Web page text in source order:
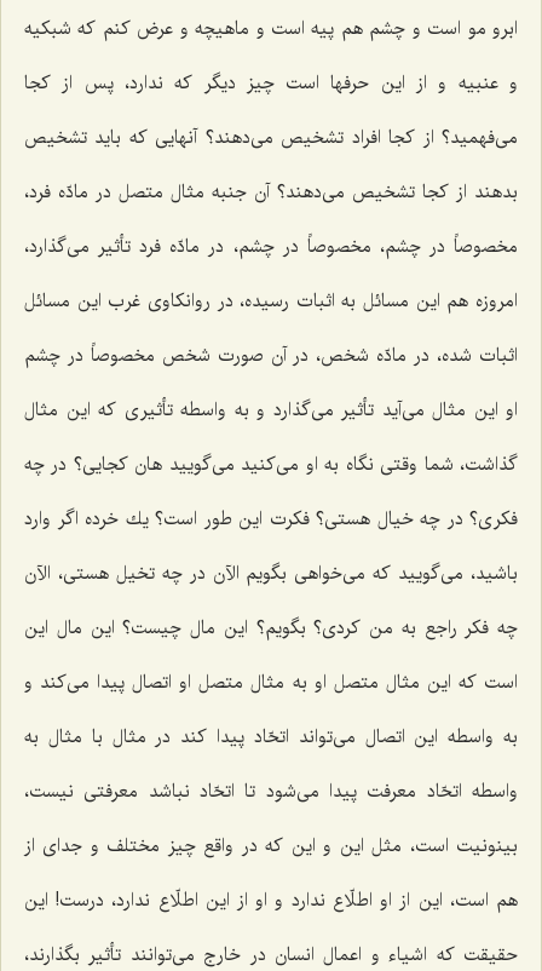
ابرو مو است و چشم هم پیه است و ماهیچه و عرض كنم كه شبكیه
و عنبیه و از این حرفها است چیز دیگر كه ندارد، پس از كجا
می‌فهمید؟ از كجا افراد تشخیص می‌دهند؟ آنهایی كه باید تشخیص
بدهند از كجا تشخیص می‌دهند؟ آن جنبه مثال متصل در مادّه فرد،
مخصوصاً در چشم، مخصوصاً در چشم، در مادّه فرد تأثیر می‌گذارد،
امروزه هم این مسائل به اثبات رسیده، در روانكاوی غرب این مسائل
اثبات شده، در مادّه شخص، در آن صورت شخص مخصوصاً در چشم
او این مثال می‌آید تأثیر می‌گذارد و به واسطه تأثیری كه این مثال
گذاشت، شما وقتی نگاه به او می‌كنید می‌گویید هان كجایی؟ در چه
فكری؟ در چه خیال هستی؟ فكرت این طور است؟ یك خرده اگر وارد
باشید، می‌گویید كه می‌خواهی بگویم الآن در چه تخیل هستی، الآن
چه فكر راجع به من كردی؟ بگویم؟ این مال چیست؟ این مال این
است كه این مثال متصل او به مثال متصل او اتصال پیدا می‌كند و
به واسطه این اتصال می‌تواند اتحّاد پیدا كند در مثال با مثال به
واسطه اتحّاد معرفت پیدا می‌شود تا اتحّاد نباشد معرفتی نیست،
بینونیت است، مثل این و این كه در واقع چیز مختلف و جدای از
هم است، این از او اطلّاع ندارد و او از این اطلّاع ندارد، درست! این
حقیقت كه اشیاء و اعمال انسان در خارج می‌توانند تأثیر بگذارند،